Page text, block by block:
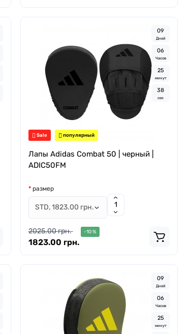
Sale популярный
09
Дней
06
Часов
25
минут
37
сек
Лапы Adidas Combat 50 | черный |
ADIC50FM
размер
2025.00 грн. -10 %
1823.00 грн.
09
Дней
06
Часов
25
минут